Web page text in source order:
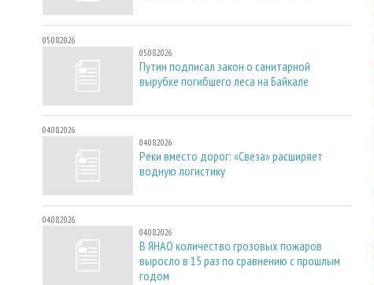
05.08.2026
05.08.2026
Путин подписал закон о санитарной
вырубке погибшего леса на Байкале
04.08.2026
04.08.2026
Реки вместо дорог: «Свеза» расширяет
водную логистику
04.08.2026
04.08.2026
В ЯНАО количество грозовых пожаров
выросло в 15 раз по сравнению с прошлым
годом